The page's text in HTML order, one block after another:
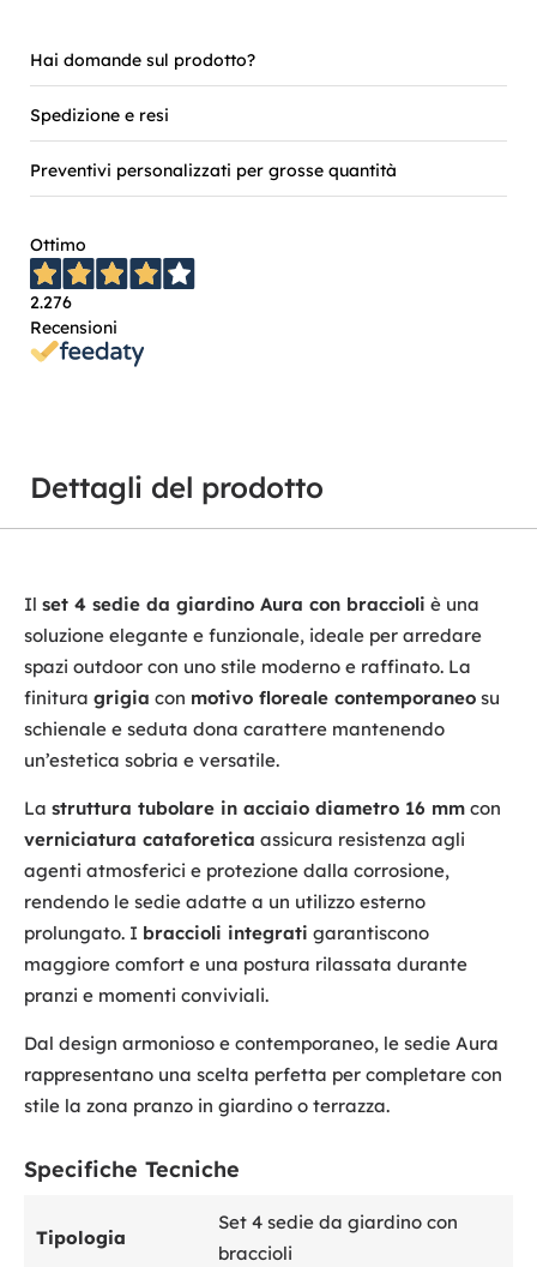
Hai domande sul prodotto?
Spedizione e resi
Preventivi personalizzati per grosse quantità
Ottimo
2.276
Recensioni
Dettagli del prodotto
Il set 4 sedie da giardino Aura con braccioli è una
soluzione elegante e funzionale, ideale per arredare
spazi outdoor con uno stile moderno e raffinato. La
finitura grigia con motivo floreale contemporaneo su
schienale e seduta dona carattere mantenendo
un’estetica sobria e versatile.
La struttura tubolare in acciaio diametro 16 mm con
verniciatura cataforetica assicura resistenza agli
agenti atmosferici e protezione dalla corrosione,
rendendo le sedie adatte a un utilizzo esterno
prolungato. I braccioli integrati garantiscono
maggiore comfort e una postura rilassata durante
pranzi e momenti conviviali.
Dal design armonioso e contemporaneo, le sedie Aura
rappresentano una scelta perfetta per completare con
stile la zona pranzo in giardino o terrazza.
Specifiche Tecniche
Tipologia
Set 4 sedie da giardino con
braccioli